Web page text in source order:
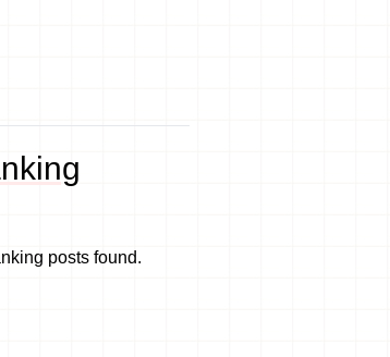
posts found.